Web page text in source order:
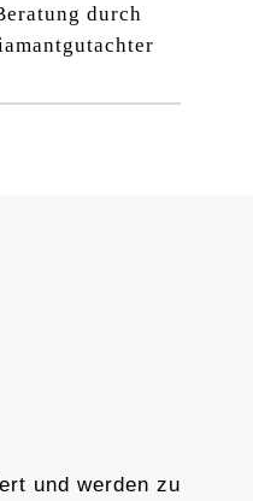
durch
und werden zu